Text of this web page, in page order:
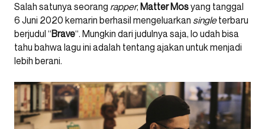
Salah satunya seorang rapper, Matter Mosyang tanggal
6 Juni 2020 kemarin berhasil mengeluarkan singleterbaru
berjudul “Brave“. Mungkin dari judulnya saja, lo udah bisa
tahu bahwa lagu ini adalah tentang ajakan untuk menjadi
lebih berani.